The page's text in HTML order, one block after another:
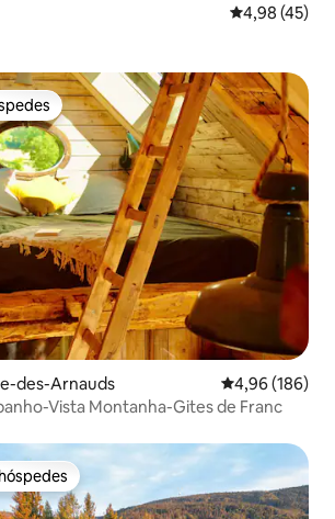
4,98 de uma
4,98 (45)
des-Arnauds 4,96 de uma
4,96 (186)
Vista Montanha-Gites de Franc
preferidos dos hóspedes